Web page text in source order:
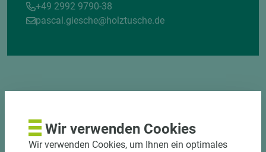
+49 2992 9790-38
pascal.giesche@holztusche.de
DOWNLOADS
Wir verwenden Cookies
Wir verwenden Cookies, um Ihnen ein optimales